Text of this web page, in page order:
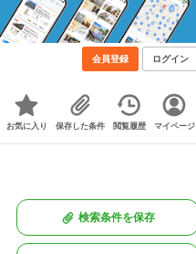
会員登録 ログイン
お気に入り 保存した条件 閲覧履歴 マイページ
検索条件を保存